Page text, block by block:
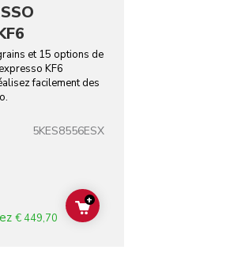
et 15 options de
KF6
facilement des
5KES8556ESX
€ 449,70 ADD TO CART
+